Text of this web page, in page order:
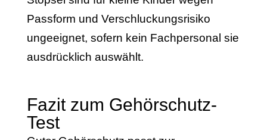
Passform und Verschluckungsrisiko
ungeeignet, sofern kein Fachpersonal sie
ausdrücklich auswählt.
Fazit zum Gehörschutz-
Test